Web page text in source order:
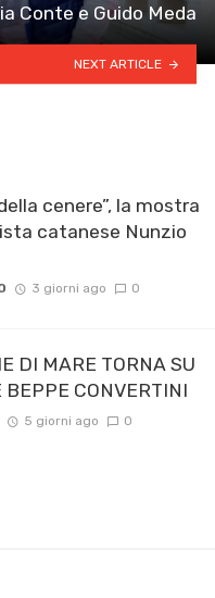
Conte e Guido Meda
NEXT ARTICLE
cenere”, la mostra
catanese Nunzio
3 giorni ago 0
DI MARE TORNA SU
BEPPE CONVERTINI
5 giorni ago 0